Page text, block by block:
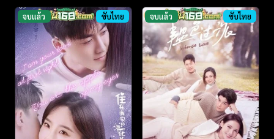
จบแล้ว ซับไทย จบแล้ว ซับไทย